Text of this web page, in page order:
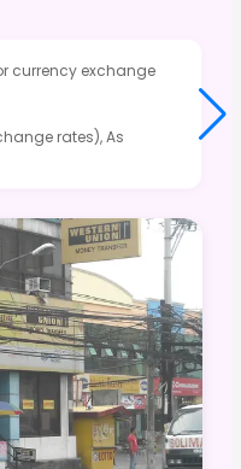
currency exchange
rates), As